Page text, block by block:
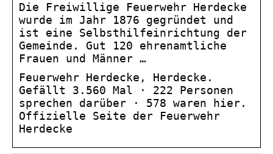
Die Freiwillige Feuerwehr Herdecke
wurde im Jahr 1876 gegründet und
ist eine Selbsthilfeinrichtung der
Gemeinde. Gut 120 ehrenamtliche
Frauen und Männer …
Feuerwehr Herdecke, Herdecke.
Gefällt 3.560 Mal · 222 Personen
sprechen darüber · 578 waren hier.
Offizielle Seite der Feuerwehr
Herdecke